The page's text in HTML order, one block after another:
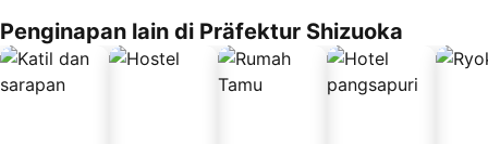
Penginapan lain di Präfektur Shizuoka